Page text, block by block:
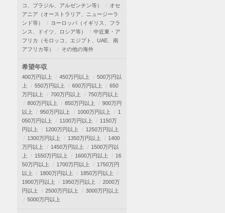
コ、ブラジル、アルゼンチン等）
オセ
アニア（オーストラリア、ニュージーラ
ンド等）
ヨーロッパ（イギリス、フラ
ンス、ドイツ、ロシア等）
中近東・ア
フリカ（モロッコ、エジプト、UAE、南
アフリカ等）
その他の海外
希望年収
400万円以上 450万円以上
500万円以
上
550万円以上 600万円以上
650
万円以上
700万円以上
750万円以上
800万円以上
850万円以上
900万円
以上
950万円以上 1000万円以上
1
050万円以上
1100万円以上
1150万
円以上
1200万円以上
1250万円以上
1300万円以上
1350万円以上
1400
万円以上
1450万円以上
1500万円以
上
1550万円以上 1600万円以上
16
50万円以上
1700万円以上
1750万円
以上
1800万円以上
1850万円以上
1900万円以上
1950万円以上
2000万
円以上
2500万円以上
3000万円以上
5000万円以上